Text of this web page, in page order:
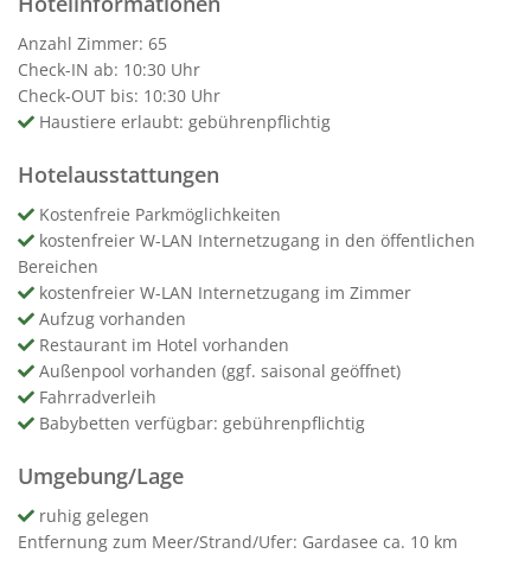
Anzahl Zimmer: 65
Check-IN ab: 10:30 Uhr
Check-OUT bis: 10:30 Uhr
Haustiere erlaubt: gebührenpflichtig
Hotelausstattungen
Kostenfreie Parkmöglichkeiten
kostenfreier W-LAN Internetzugang in den öffentlichen
Bereichen
kostenfreier W-LAN Internetzugang im Zimmer
Aufzug vorhanden
Restaurant im Hotel vorhanden
Außenpool vorhanden (ggf. saisonal geöffnet)
Fahrradverleih
Babybetten verfügbar: gebührenpflichtig
Umgebung/Lage
ruhig gelegen
Entfernung zum Meer/Strand/Ufer: Gardasee ca. 10 km